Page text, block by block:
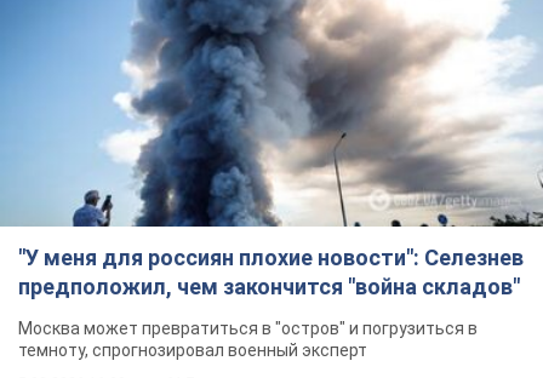
"У меня для россиян плохие новости": Селезнев
предположил, чем закончится "война складов"
Москва может превратиться в "остров" и погрузиться в
темноту, спрогнозировал военный эксперт